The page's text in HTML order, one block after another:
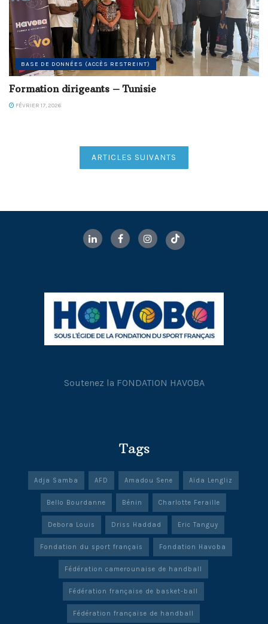
BASE DE DONNÉES (ACCÈS RESTREINT)
Formation dirigeants – Tunisie
FÉVRIER 17, 2026
ARTICLES SUIVANTS
Soutenez la FONDATION HAVOBA
Tags
Adja Samba AFD Amadou Sene Aïda Lengliz
Bello Bourdanne Bénin Charlotte Feraille
Debora Louis Driss Haddad Eric Tanguy
Fondation du sport français Fondation Havoba
Fédération camerounaise de handball
Fédération française de basket-ball
Fédération française de handball